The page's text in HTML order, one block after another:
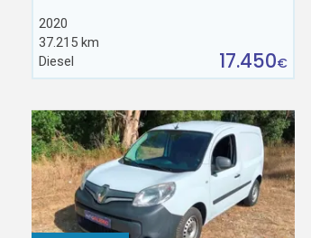
2020
37.215 km
Diesel
17.450€